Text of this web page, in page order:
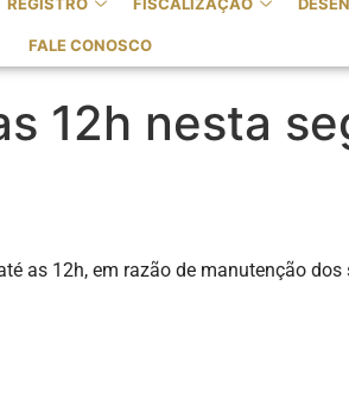
FALE CONOSCO
12h nesta
as 12h, em razão de manutenção dos